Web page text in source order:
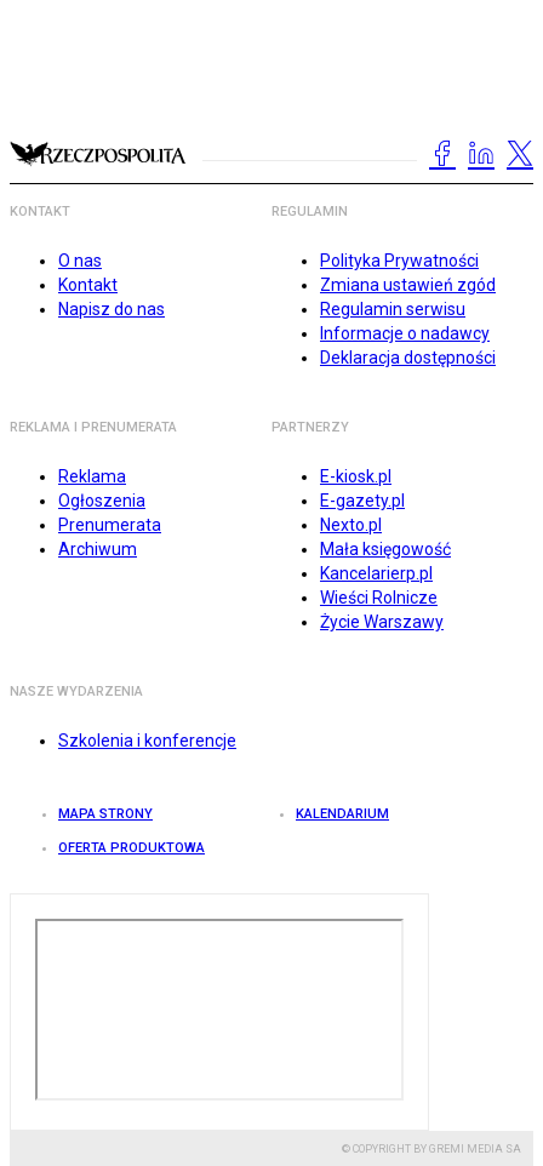
KONTAKT
O nas
Kontakt
Napisz do nas
REGULAMIN
Polityka Prywatności
Zmiana ustawień zgód
Regulamin serwisu
Informacje o nadawcy
Deklaracja dostępności
REKLAMA I PRENUMERATA
Reklama
Ogłoszenia
Prenumerata
Archiwum
PARTNERZY
E-kiosk.pl
E-gazety.pl
Nexto.pl
Mała księgowość
Kancelarierp.pl
Wieści Rolnicze
Życie Warszawy
NASZE WYDARZENIA
Szkolenia i konferencje
MAPA STRONY KALENDARIUM
OFERTA PRODUKTOWA
© COPYRIGHT BY GREMI MEDIA SA